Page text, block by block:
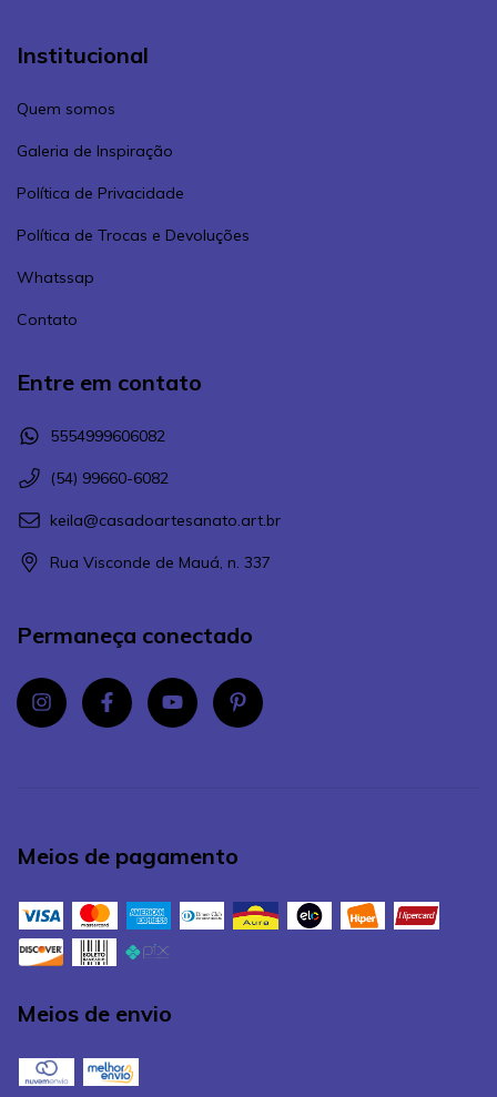
Institucional
Quem somos
Galeria de Inspiração
Política de Privacidade
Política de Trocas e Devoluções
Whatssap
Contato
Entre em contato
5554999606082
(54) 99660-6082
keila@casadoartesanato.art.br
Rua Visconde de Mauá, n. 337
Permaneça conectado
Meios de pagamento
Meios de envio